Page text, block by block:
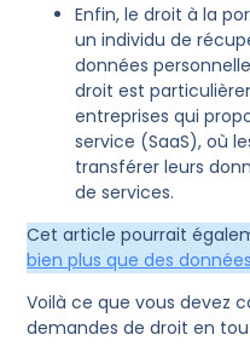
Enfin, le droit à la
un individu de
données
droit est
entreprises qui
service (SaaS), où
transférer leurs
de services.
Cet article pourrait
bien plus que des
Voilà ce que vous devez
demandes de droit en